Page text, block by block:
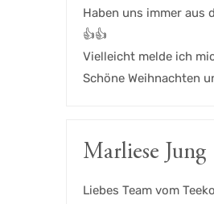
Haben uns immer aus
👍👍
Vielleicht melde ich
Schöne Weihnachten
Marliese Jung
Liebes Team vom